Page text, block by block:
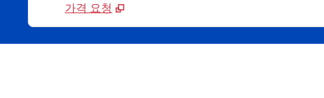
가격 요청